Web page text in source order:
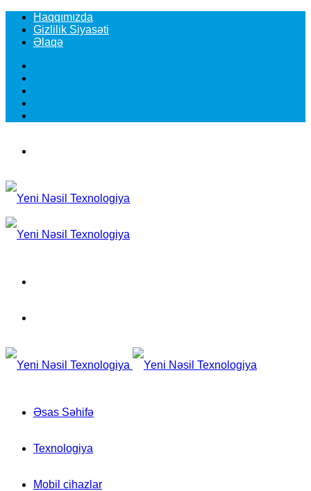
Haqqımızda
Gizlilik Siyasəti
Əlaqə
Əsas Səhifə
Texnologiya
Mobil cihazlar